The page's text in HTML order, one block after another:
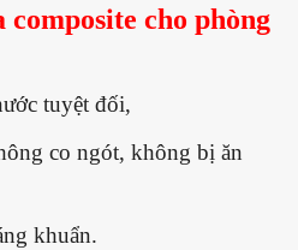
cho phòng
tuyệt đối,
co ngót, không bị ăn
khuẩn.